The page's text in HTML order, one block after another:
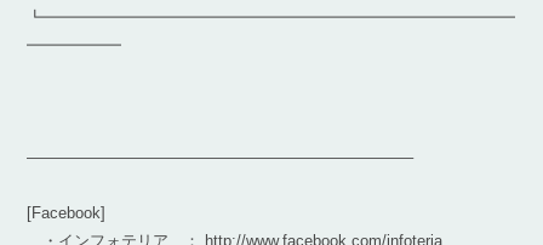
┗━━━━━━━━━━━━━━━━━━━━━━━━━━━━━━
━━━━━━
————————————————————————–
[Facebook]
・インフォテリア ： http://www.facebook.com/infoteria